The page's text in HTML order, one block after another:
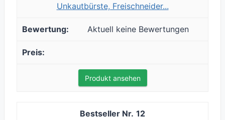
Unkautbürste, Freischneider...
Aktuell keine Bewertungen
Produkt ansehen
12